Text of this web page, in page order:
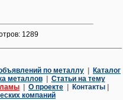
1289
по металлу
Каталог
металлов
Статьи на тему
О проекте Контакты
компаний